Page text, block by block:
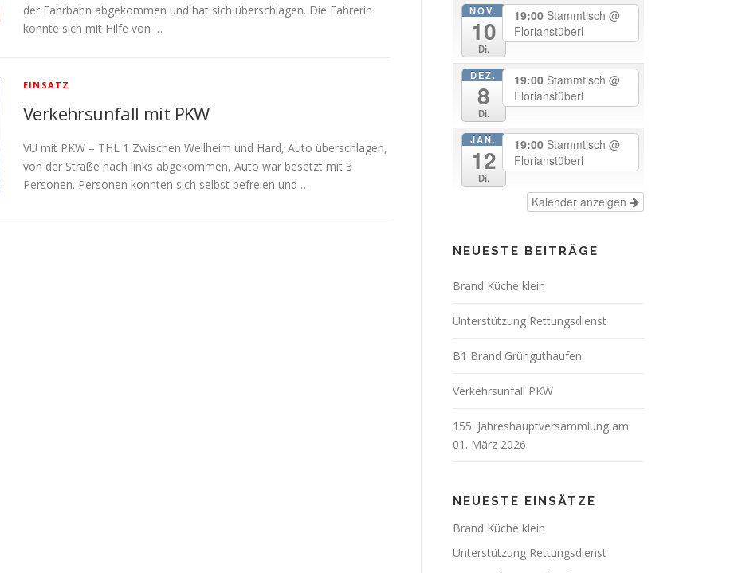
der Fahrbahn abgekommen und hat sich überschlagen. Die Fahrerin
konnte sich mit Hilfe von …
EINSATZ
Verkehrsunfall mit PKW
VU mit PKW – THL 1 Zwischen Wellheim und Hard, Auto überschlagen,
von der Straße nach links abgekommen, Auto war besetzt mit 3
Personen. Personen konnten sich selbst befreien und …
NOV.
10
Di.
19:00 Stammtisch @
Florianstüberl
DEZ.
8
Di.
19:00 Stammtisch @
Florianstüberl
JAN.
12
Di.
19:00 Stammtisch @
Florianstüberl
Kalender anzeigen
NEUESTE BEITRÄGE
Brand Küche klein
Unterstützung Rettungsdienst
B1 Brand Grünguthaufen
Verkehrsunfall PKW
155. Jahreshauptversammlung am
01. März 2026
NEUESTE EINSÄTZE
Brand Küche klein
Unterstützung Rettungsdienst